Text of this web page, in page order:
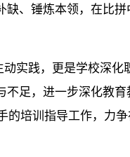
、锤炼本领，在比
实践，更是学校深
足，进一步深化教
培训指导工作，力